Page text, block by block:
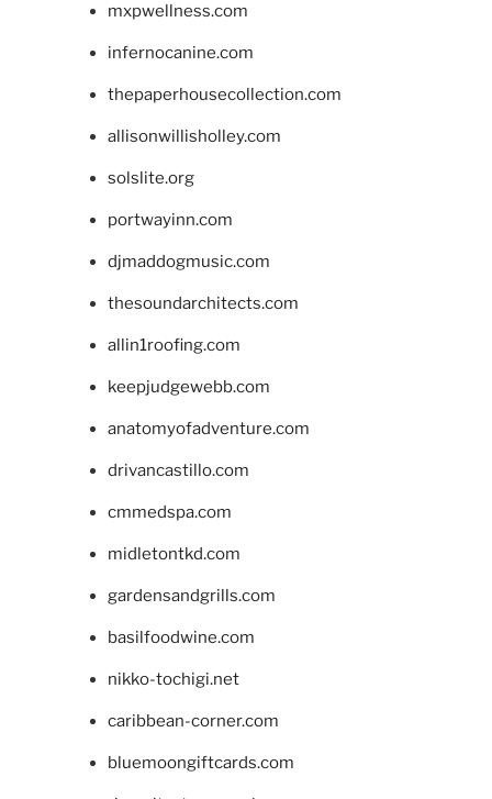
mxpwellness.com
infernocanine.com
thepaperhousecollection.com
allisonwillisholley.com
solslite.org
portwayinn.com
djmaddogmusic.com
thesoundarchitects.com
allin1roofing.com
keepjudgewebb.com
anatomyofadventure.com
drivancastillo.com
cmmedspa.com
midletontkd.com
gardensandgrills.com
basilfoodwine.com
nikko-tochigi.net
caribbean-corner.com
bluemoongiftcards.com